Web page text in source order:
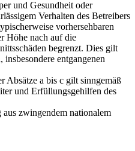
und Gesundheit oder
Verhalten des Betreibers
vorhersehbaren
Höhe nach auf die
begrenzt. Dies gilt
entgangenen
Absätze a bis c gilt sinngemäß
und Erfüllungsgehilfen des
zwingendem nationalem